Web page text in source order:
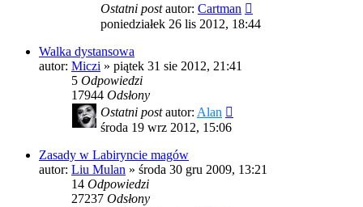
Ostatni postautor: Cartman
poniedziałek 26 lis 2012, 18:44
Walka dystansowa
autor: Miczi » piątek 31 sie 2012, 21:41
5 Odpowiedzi
17944 Odsłony
Ostatni postautor: Alan
środa 19 wrz 2012, 15:06
Zasady w Labiryncie magów
autor: Liu Mulan » środa 30 gru 2009, 13:21
14 Odpowiedzi
27237 Odsłony